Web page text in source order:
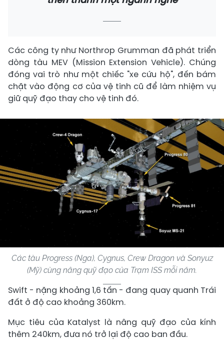
Các công ty như Northrop Grumman đã phát triển
dòng tàu MEV (Mission Extension Vehicle). Chúng
đóng vai trò như một chiếc "xe cứu hộ", đến bám
chặt vào động cơ của vệ tinh cũ để làm nhiệm vụ
giữ quỹ đạo thay cho vệ tinh đó.
Các tàu Progress (Nga), Cygnus, Crew Dragon và Sonyuz
(Mỹ) cùng nâng quỹ đạo của Trạm ISS mỗi năm.
Swift - nặng khoảng 1,6 tấn - đang quay quanh Trái
đất ở độ cao khoảng 360km.
Mục tiêu của Katalyst là nâng quỹ đạo của kính
thêm 240km, đưa nó trở lại độ cao ban đầu.